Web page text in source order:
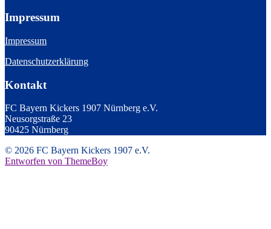
Impressum
Impressum
Datenschutzerklärung
Kontakt
FC Bayern Kickers 1907 Nürnberg e.V.
Neusorgstraße 23
90425 Nürnberg
© 2026 FC Bayern Kickers 1907 e.V.
Entworfen von ThemeBoy